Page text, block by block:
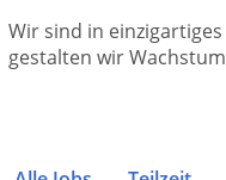
Wir sind in
gestalten wir